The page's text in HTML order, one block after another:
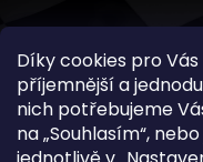
Díky cookies pro
příjemnější a
nich potřebujeme
na „Souhlasím“,
SLEDUJTE NÁS